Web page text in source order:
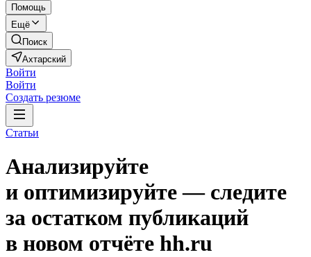
Помощь
Ещё
Поиск
Ахтарский
Войти
Войти
Создать резюме
Статьи
Анализируйте
и оптимизируйте — следите
за остатком публикаций
в новом отчёте hh.ru